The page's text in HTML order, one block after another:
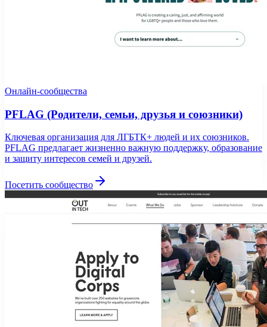
Онлайн-сообщества
PFLAG (Родители, семьи, друзья и союзники)
Ключевая организация для ЛГБТК+ людей и их союзников.
PFLAG предлагает жизненно важную поддержку, образование
и защиту интересов семей и друзей.
Посетить сообщество